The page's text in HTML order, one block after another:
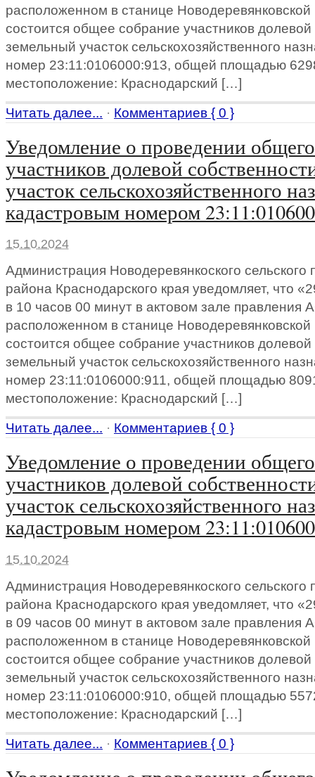
расположенном в станице
состоится общее собрание участников
земельный участок сельскохозяйственного
номер 23:11:0106000:913, общей площадью
местоположение: Краснодарский […]
Читать далее... · Комментариев { 0 }
Уведомление о проведении
участников долевой
участок сельскохозяйственного
кадастровым номером
15.10.2024
Администрация Новодеревянкоского сельского
района Краснодарского края уведомляет, что
в 10 часов 00 минут в актовом зале правления
расположенном в станице
состоится общее собрание участников
земельный участок сельскохозяйственного
номер 23:11:0106000:911, общей площадью
местоположение: Краснодарский […]
Читать далее... · Комментариев { 0 }
Уведомление о проведении
участников долевой
участок сельскохозяйственного
кадастровым номером
15.10.2024
Администрация Новодеревянкоского сельского
района Краснодарского края уведомляет, что
в 09 часов 00 минут в актовом зале правления
расположенном в станице
состоится общее собрание участников
земельный участок сельскохозяйственного
номер 23:11:0106000:910, общей площадью
местоположение: Краснодарский […]
Читать далее... · Комментариев { 0 }